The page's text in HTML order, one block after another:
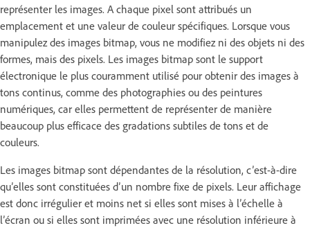
représenter les images. A chaque pixel sont attribués un
emplacement et une valeur de couleur spécifiques. Lorsque vous
manipulez des images bitmap, vous ne modifiez ni des objets ni des
formes, mais des pixels. Les images bitmap sont le support
électronique le plus couramment utilisé pour obtenir des images à
tons continus, comme des photographies ou des peintures
numériques, car elles permettent de représenter de manière
beaucoup plus efficace des gradations subtiles de tons et de
couleurs.
Les images bitmap sont dépendantes de la résolution, c’est-à-dire
qu’elles sont constituées d’un nombre fixe de pixels. Leur affichage
est donc irrégulier et moins net si elles sont mises à l’échelle à
l’écran ou si elles sont imprimées avec une résolution inférieure à